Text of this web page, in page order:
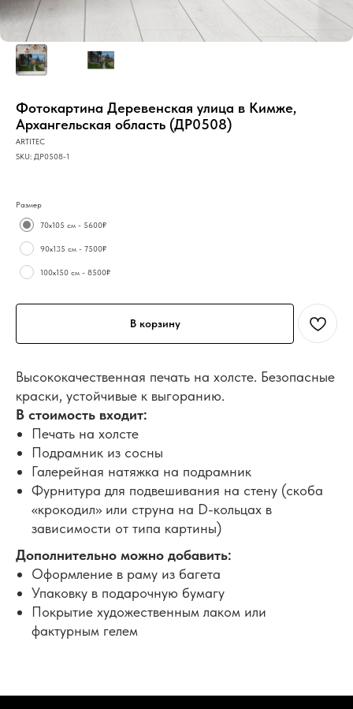
Фотокартина Деревенская улица в Кимже,
Архангельская область (ДР0508)
ARTITEC
SKU: ДР0508-1
Размер
70х105 см - 5600₽
90х135 см - 7500₽
100х150 см - 8500₽
В корзину
Высококачественная печать на холсте. Безопасные
краски, устойчивые к выгоранию.
В стоимость входит:
Печать на холсте
Подрамник из сосны
Галерейная натяжка на подрамник
Фурнитура для подвешивания на стену (скоба
«крокодил» или струна на D-кольцах в
зависимости от типа картины)
Дополнительно можно добавить:
Оформление в раму из багета
Упаковку в подарочную бумагу
Покрытие художественным лаком или
фактурным гелем